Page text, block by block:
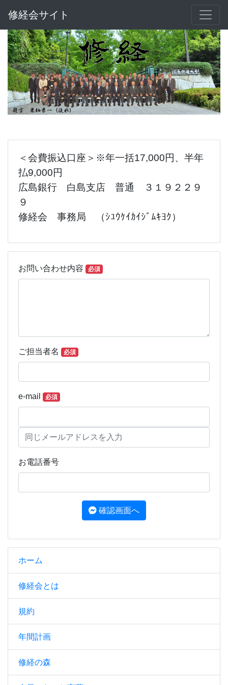
修経会サイト
＜会費振込口座＞※年一括17,000円、半年
払9,000円
広島銀行 白島支店 普通 ３１９２２９
９
修経会 事務局 （ｼﾕｳｹｲｶｲｼﾞﾑｷﾖｸ）
修経会
お問い合わせ内容 必須
ご担当者名 必須
e-mail 必須
お電話番号
確認画面へ
ホーム
修経会とは
規約
年間計画
修経の森